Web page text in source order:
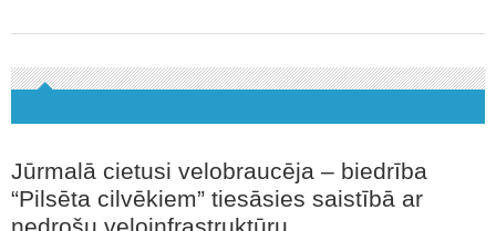
Jūrmalā cietusi velobraucēja – biedrība
“Pilsēta cilvēkiem” tiesāsies saistībā ar